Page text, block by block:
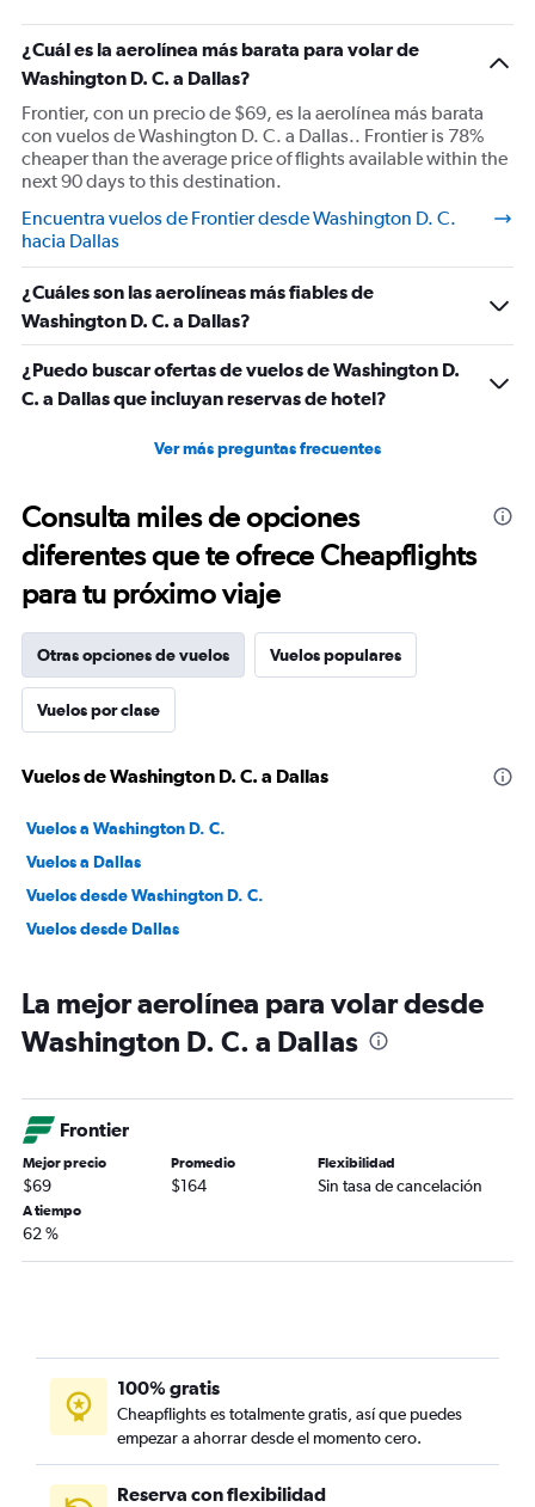
Range:
7
categories.
chart
has
1
Y
axis
displaying
Range:
0
to
600.
¿Cuál es la aerolínea más barata para volar de
Washington D. C. a Dallas?
Frontier, con un precio de $69, es la aerolínea más barata
con vuelos de Washington D. C. a Dallas.. Frontier is 78%
cheaper than the average price of flights available within the
next 90 days to this destination.
Encuentra vuelos de Frontier desde Washington D. C.
hacia Dallas
¿Cuáles son las aerolíneas más fiables de
Washington D. C. a Dallas?
¿Puedo buscar ofertas de vuelos de Washington D.
C. a Dallas que incluyan reservas de hotel?
Ver más preguntas frecuentes
Consulta miles de opciones
diferentes que te ofrece Cheapflights
para tu próximo viaje
Otras opciones de vuelos Vuelos populares
Vuelos por clase
Vuelos de Washington D. C. a Dallas
Vuelos a Washington D. C.
Vuelos a Dallas
Vuelos desde Washington D. C.
Vuelos desde Dallas
La mejor aerolínea para volar desde
Washington D. C. a Dallas
Frontier
Mejor precio
$69
Promedio
$164
Flexibilidad
Sin tasa de cancelación
A tiempo
62 %
100% gratis
Cheapflights es totalmente gratis, así que puedes
empezar a ahorrar desde el momento cero.
Reserva con flexibilidad